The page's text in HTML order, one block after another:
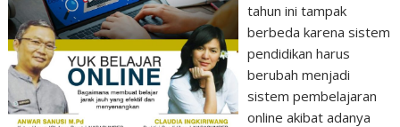
tahun ini tampak
berbeda karena sistem
pendidikan harus
berubah menjadi
sistem pembelajaran
online akibat adanya